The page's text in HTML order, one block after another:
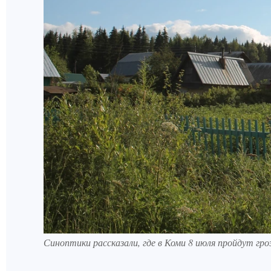
Синоптики рассказали, где в Коми 8 июля пройдут